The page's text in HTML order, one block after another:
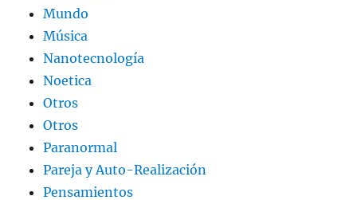
Mundo
Música
Nanotecnología
Noetica
Otros
Otros
Paranormal
Pareja y Auto-Realización
Pensamientos